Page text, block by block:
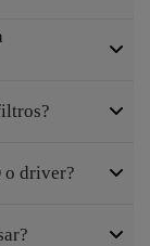
o driver?